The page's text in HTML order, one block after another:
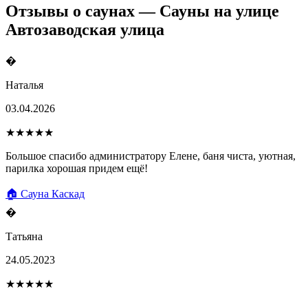
Отзывы о саунах — Сауны на улице
Автозаводская улица
�
Наталья
03.04.2026
★★★★★
Большое спасибо администратору Елене, баня чиста, уютная,
парилка хорошая придем ещё!
🏠 Сауна Каскад
�
Татьяна
24.05.2023
★★★★★